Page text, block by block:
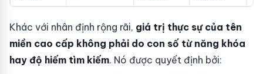
Khác với nhân định rộng rãi, giá trị thực sự của tên
miền cao cấp không phải do con số từ năng khóa
hay độ hiếm tìm kiếm. Nó được quyết định bởi: